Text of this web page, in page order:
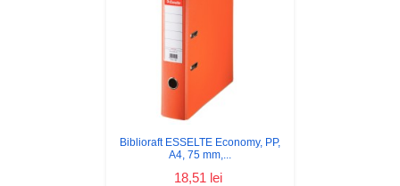
Biblioraft ESSELTE Economy, PP,
A4, 75 mm,...
18,51 lei